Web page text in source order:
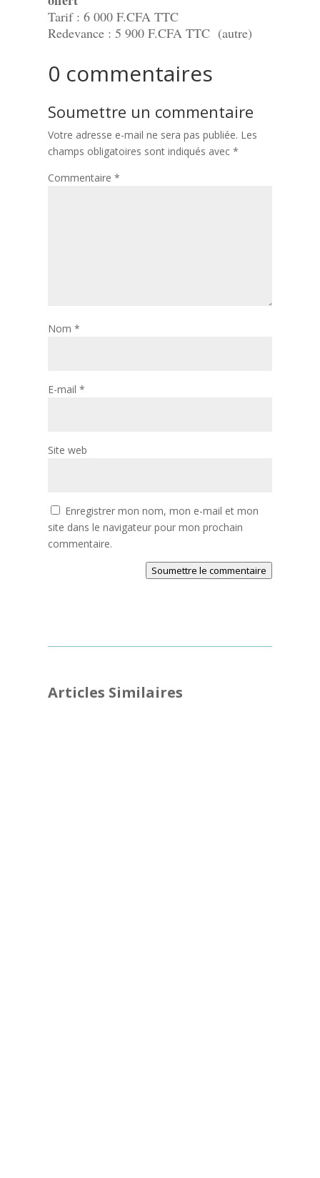
Tarif : 6 000 F.CFA TTC
Redevance : 5 900 F.CFA TTC (autre)
0 commentaires
Soumettre un commentaire
Votre adresse e-mail ne sera pas publiée. Les
champs obligatoires sont indiqués avec*
Commentaire*
Nom*
E-mail*
Site web
Enregistrer mon nom, mon e-mail et mon
site dans le navigateur pour mon prochain
commentaire.
Soumettre le commentaire
Articles Similaires